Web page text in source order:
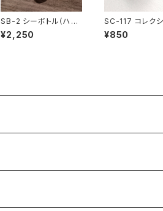
SB-2 シーボトル（ハウ
ス）
¥2,250
SC-117 コレクシ
シーグラス（白色）
¥850